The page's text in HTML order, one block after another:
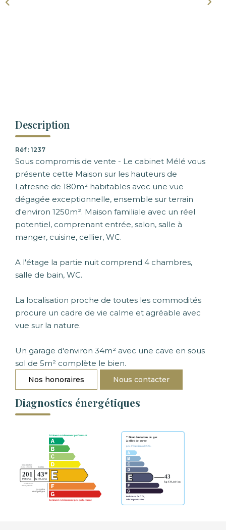
Description
Réf : 1237
Sous compromis de vente - Le cabinet Mélé vous
présente cette Maison sur les hauteurs de
Latresne de 180m² habitables avec une vue
dégagée exceptionnelle, ensemble sur terrain
d'environ 1250m². Maison familiale avec un réel
potentiel, comprenant entrée, salon, salle à
manger, cuisine, cellier, WC.
A l'étage la partie nuit comprend 4 chambres,
salle de bain, WC.
La localisation proche de toutes les commodités
procure un cadre de vie calme et agréable avec
vue sur la nature.
Un garage d'environ 34m² avec une cave en sous
sol de 5m² complète le bien.
Nos honoraires Nous contacter
Diagnostics énergétiques